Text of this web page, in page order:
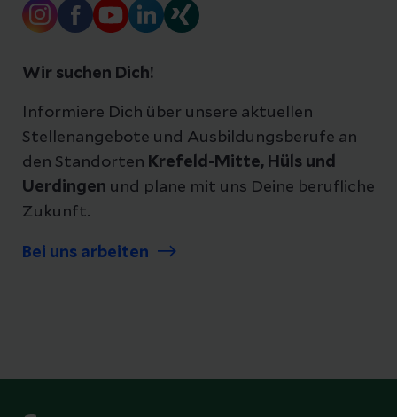
Wir suchen Dich!
Informiere Dich über unsere aktuellen
Stellenangebote und Ausbildungsberufe an
den Standorten Krefeld-Mitte, Hüls und
Uerdingen und plane mit uns Deine berufliche
Zukunft.
Bei uns arbeiten